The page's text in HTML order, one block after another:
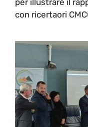
con ricertaori